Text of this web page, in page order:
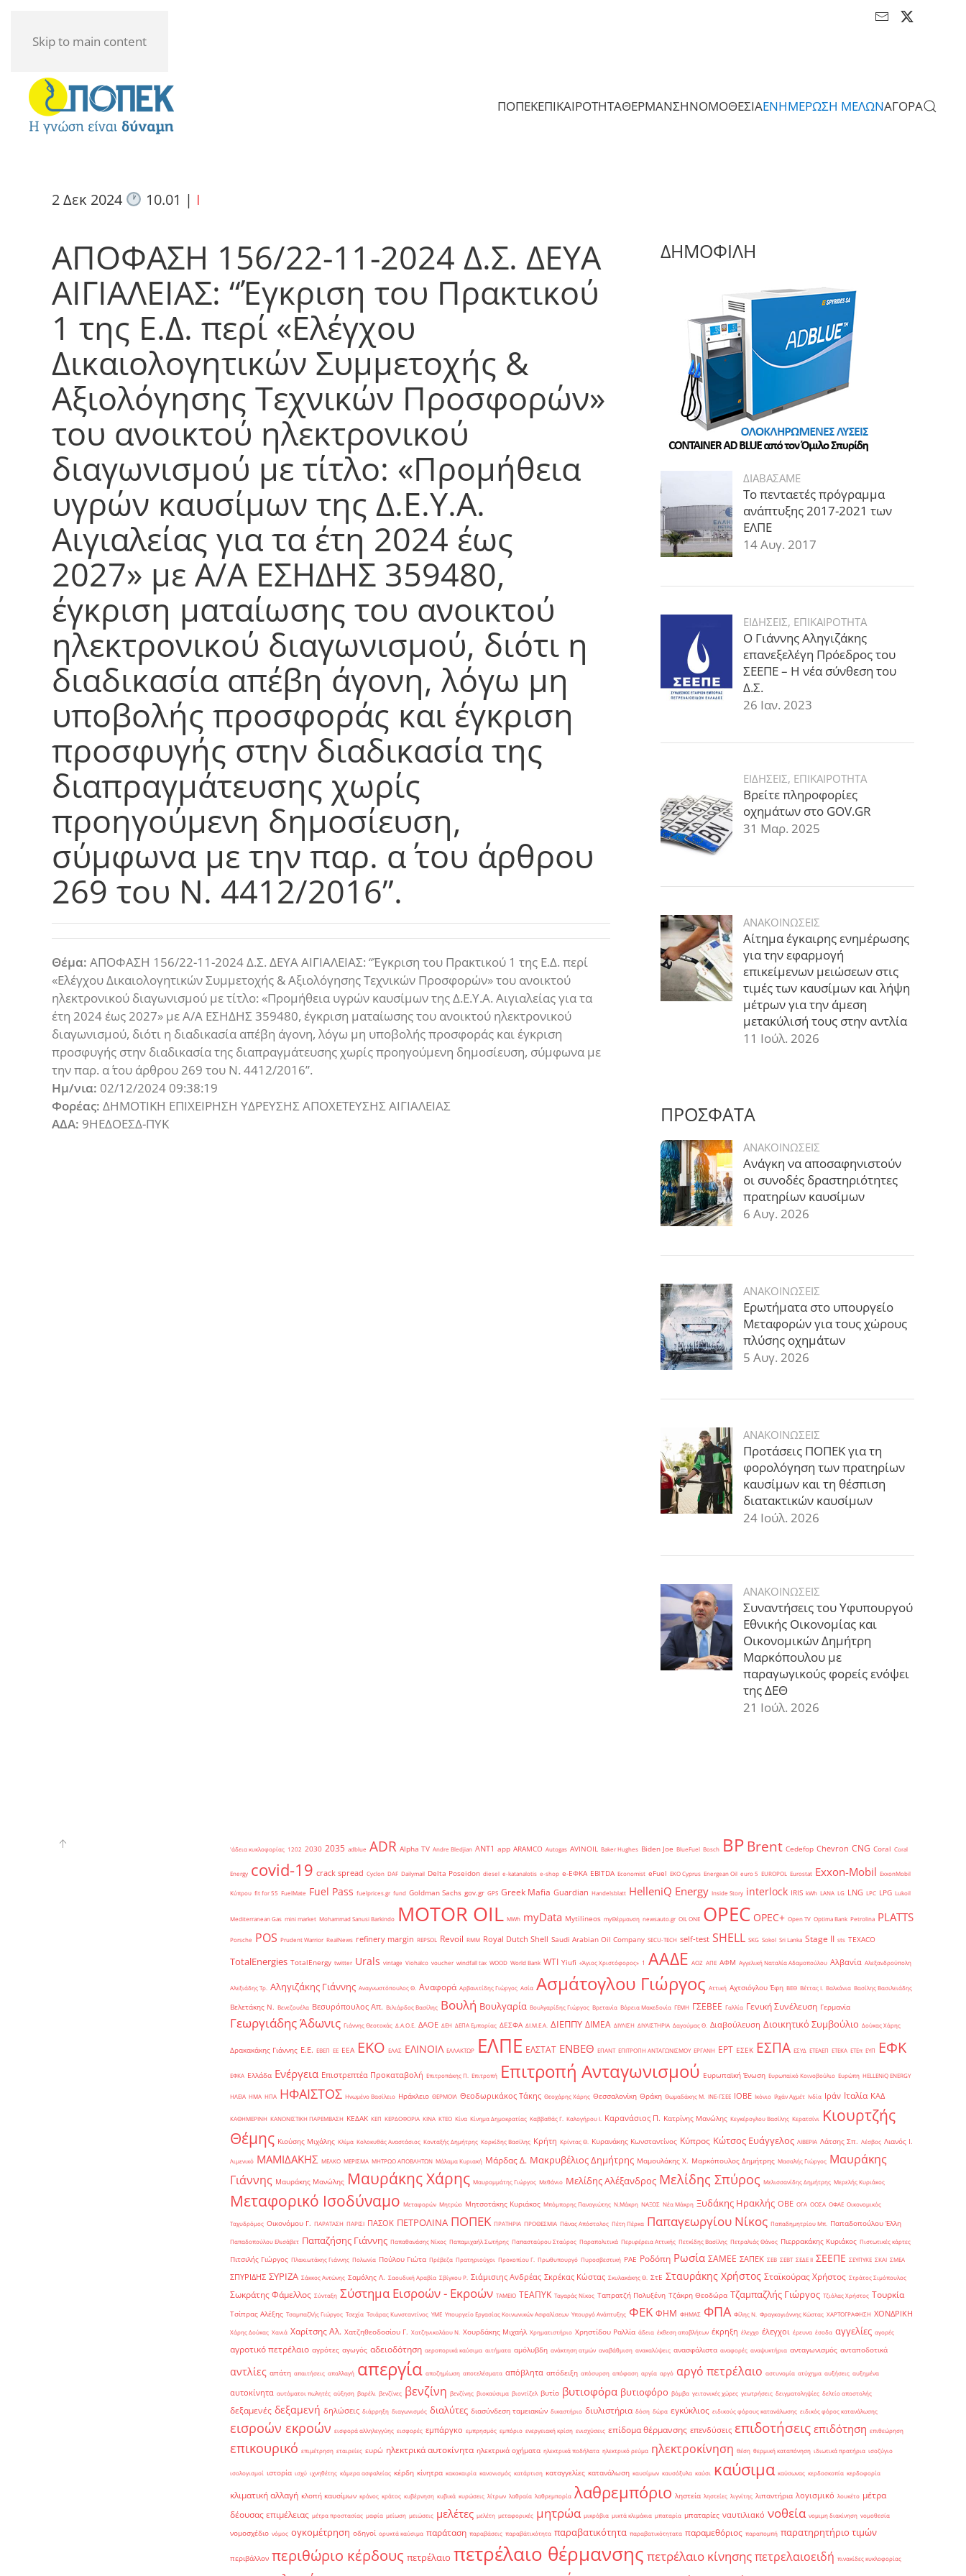
Skip to main content
ΠΟΠΕΚΕΠΙΚΑΙΡΟΤΗΤΑΘΕΡΜΑΝΣΗΝΟΜΟΘΕΣΙΑΕΝΗΜΕΡΩΣΗ ΜΕΛΩΝΑΓΟΡΑ
2 Δεκ 2024 10.01 | I
ΑΠΟΦΑΣΗ 156/22-11-2024 Δ.Σ. ΔΕΥΑ
ΑΙΓΙΑΛΕΙΑΣ: “Έγκριση του Πρακτικού
1 της Ε.Δ. περί «Ελέγχου
Δικαιολογητικών Συμμετοχής &
Αξιολόγησης Τεχνικών Προσφορών»
του ανοικτού ηλεκτρονικού
διαγωνισμού με τίτλο: «Προμήθεια
υγρών καυσίμων της Δ.Ε.Υ.Α.
Αιγιαλείας για τα έτη 2024 έως
2027» με Α/Α ΕΣΗΔΗΣ 359480,
έγκριση ματαίωσης του ανοικτού
ηλεκτρονικού διαγωνισμού, διότι η
διαδικασία απέβη άγονη, λόγω μη
υποβολής προσφοράς και έγκριση
προσφυγής στην διαδικασία της
διαπραγμάτευσης χωρίς
προηγούμενη δημοσίευση,
σύμφωνα με την παρ. α΄ του άρθρου
269 του Ν. 4412/2016”.
Θέμα: ΑΠΟΦΑΣΗ 156/22-11-2024 Δ.Σ. ΔΕΥΑ ΑΙΓΙΑΛΕΙΑΣ: “Έγκριση του Πρακτικού 1 της Ε.Δ. περί
«Ελέγχου Δικαιολογητικών Συμμετοχής & Αξιολόγησης Τεχνικών Προσφορών» του ανοικτού
ηλεκτρονικού διαγωνισμού με τίτλο: «Προμήθεια υγρών καυσίμων της Δ.Ε.Υ.Α. Αιγιαλείας για τα
έτη 2024 έως 2027» με Α/Α ΕΣΗΔΗΣ 359480, έγκριση ματαίωσης του ανοικτού ηλεκτρονικού
διαγωνισμού, διότι η διαδικασία απέβη άγονη, λόγω μη υποβολής προσφοράς και έγκριση
προσφυγής στην διαδικασία της διαπραγμάτευσης χωρίς προηγούμενη δημοσίευση, σύμφωνα με
την παρ. α΄ του άρθρου 269 του Ν. 4412/2016”.
Ημ/νια: 02/12/2024 09:38:19
Φορέας: ΔΗΜΟΤΙΚΗ ΕΠΙΧΕΙΡΗΣΗ ΥΔΡΕΥΣΗΣ ΑΠΟΧΕΤΕΥΣΗΣ ΑΙΓΙΑΛΕΙΑΣ
ΑΔΑ: 9ΗΕΔΟΕΣΔ-ΠΥΚ
ΔΗΜΟΦΙΛΗ
ΔΙΑΒΑΣΑΜΕ
Το πενταετές πρόγραμμα
ανάπτυξης 2017-2021 των
ΕΛΠΕ
14 Αυγ. 2017
ΕΙΔΗΣΕΙΣ, ΕΠΙΚΑΙΡΟΤΗΤΑ
Ο Γιάννης Αληγιζάκης
επανεξελέγη Πρόεδρος του
ΣΕΕΠΕ – Η νέα σύνθεση του
Δ.Σ.
26 Ιαν. 2023
ΕΙΔΗΣΕΙΣ, ΕΠΙΚΑΙΡΟΤΗΤΑ
Βρείτε πληροφορίες
οχημάτων στο GOV.GR
31 Μαρ. 2025
ΑΝΑΚΟΙΝΩΣΕΙΣ
Αίτημα έγκαιρης ενημέρωσης
για την εφαρμογή
επικείμενων μειώσεων στις
τιμές των καυσίμων και λήψη
μέτρων για την άμεση
μετακύλισή τους στην αντλία
11 Ιούλ. 2026
ΠΡΟΣΦΑΤΑ
ΑΝΑΚΟΙΝΩΣΕΙΣ
Ανάγκη να αποσαφηνιστούν
οι συνοδές δραστηριότητες
πρατηρίων καυσίμων
6 Αυγ. 2026
ΑΝΑΚΟΙΝΩΣΕΙΣ
Ερωτήματα στο υπουργείο
Μεταφορών για τους χώρους
πλύσης οχημάτων
5 Αυγ. 2026
ΑΝΑΚΟΙΝΩΣΕΙΣ
Προτάσεις ΠΟΠΕΚ για τη
φορολόγηση των πρατηρίων
καυσίμων και τη θέσπιση
διατακτικών καυσίμων
24 Ιούλ. 2026
ΑΝΑΚΟΙΝΩΣΕΙΣ
Συναντήσεις του Υφυπουργού
Εθνικής Οικονομίας και
Οικονομικών Δημήτρη
Μαρκόπουλου με
παραγωγικούς φορείς ενόψει
της ΔΕΘ
21 Ιούλ. 2026
'άδεια κυκλοφορίας 1202 2030 2035 adblue ADR Alpha TV Andre Bledjian ANT1 app ARAMCO Autogas AVINOIL Baker Hughes Biden Joe BlueFuel Bosch BPBrent Cedefop Chevron CNG Coral Coral
Energy covid-19 crack spread Cyclon DAF Dailymail Delta Poseidon diesel e-katanalotis e-shop e-ΕΦΚΑ EBITDA Economist eFuel EKO Cyprus Energean Oil euro 5 EUROPOL Eurostat Exxon-Mobil ExxonMobil
Κύπρου fit for 55 FuelMate Fuel Pass fuelprices.gr fund Goldman Sachs gov.gr GPS Greek Mafia Guardian Handelsblatt HelleniQ Energy Inside Story interlock IRIS kWh LANA LG LNG LPC LPG Lukoil
Mediterranean Gas mini market Mohammad Sanusi Barkindo MOTOR OIL MWh myData Mytilineos myΘέρμανση newsauto.gr OIL ONE OPEC OPEC+ Open TV Optima Bank Petrolina PLATTS
Porsche POS Prudent Warrior RealNews refinery margin REPSOL Revoil RMM Royal Dutch Shell Saudi Arabian Oil Company SECU-TECH self-test SHELL SKG Sokol Sri Lanka Stage II sts TEXACO
TotalEnergies TotalEnergy twitter Urals vintage Viohalco voucher windfall tax WOOD World Bank WTI Yiufi «Άγιος Χριστόφορος» ΄1 ΑΑΔΕ ΑΟΖ ΑΠΕ ΑΦΜ Αγγελική Ναταλία Αδαμοπούλου Αλβανία Αλεξανδρούπολη
Αλεξιάδης Τρ. Αληγιζάκης Γιάννης Αναγνωστόπουλος Θ. Αναφορά Αρβανιτίδης Γιώργος Ασία Ασμάτογλου Γιώργος Αττική Αχτσιόγλου Έφη ΒΕΘ Βέττας Ι. Βαλκάνια Βασίλης Βασιλειάδης
Βελετάκης Ν. Βενεζουέλα Βεσυρόπουλος Απ. Βιλιάρδος Βασίλης Βουλή Βουλγαρία Βουλγαρίδης Γιώργος Βρετανία Βόρεια Μακεδονία ΓΕΜΗ ΓΣΕΒΕΕ Γαλλία Γενική Συνέλευση Γερμανία
Γεωργιάδης Άδωνις Γιάννης Θεοτοκάς Δ.Α.Ο.Ε. ΔΑΟΕ ΔΕΗ ΔΕΠΑ Εμπορίας ΔΕΣΦΑ ΔΙ.Μ.Ε.Α. ΔΙΕΠΠΥ ΔΙΜΕΑ ΔΙΥΛΙΣΗ ΔΙΥΛΙΣΤΗΡΙΑ Δαγούμας Θ. Διαβούλευση Διοικητικό Συμβούλιο Δούκας Χάρης
Δρακακάκης Γιάννης Ε.Ε. ΕΒΕΠ ΕΕ ΕΕΑ ΕΚΟ ΕΛΑΣ ΕΛΙΝΟΙΛ ΕΛΛΑΚΤΩΡ ΕΛΠΕ ΕΛΣΤΑΤ ΕΝΒΕΘ ΕΠΑΝΤ ΕΠΙΤΡΟΠΗ ΑΝΤΑΓΩΝΙΣΜΟΥ ΕΡΓΑΝΗ ΕΡΤ ΕΣΕΚ ΕΣΠΑ ΕΣΥΔ ΕΤΕΑΕΠ ΕΤΕΚΑ ΕΤΕπ ΕΥΠ ΕΦΚ
ΕΦΚΑ Ελλάδα Ενέργεια Επιστρεπτέα Προκαταβολή Επιτροπάκης Π. Επιτροπή Επιτροπή Ανταγωνισμού Ευρωπαϊκή Ένωση Ευρωπαϊκό Κοινοβούλιο Ευρώπη ΗELLENiQ ENERGY
ΗΛΕΙΑ ΗΜΑ ΗΠΑ ΗΦΑΙΣΤΟΣ Ηνωμένο Βασίλειο Ηράκλειο ΘΕΡΜΟΙΛ Θεοδωρικάκος Τάκης Θεοχάρης Χάρης Θεσσαλονίκη Θράκη Θωμαδάκης Μ. ΙΝΕ-ΓΣΕΕ ΙΟΒΕ Ικόνιο Ιλχάν Αχμέτ Ινδία Ιράν Ιταλία ΚΑΔ
ΚΑΘΗΜΕΡΙΝΗ ΚΑΝΟΝΙΣΤΙΚΗ ΠΑΡΕΜΒΑΣΗ ΚΕΔΑΚ ΚΕΠ ΚΕΡΔΟΦΟΡΙΑ ΚΙΝΑ ΚΤΕΟ Κίνα Κίνημα Δημοκρατίας Καββαθάς Γ. Καλογήρου Ι. Καρανάσιος Π. Κατρίνης Μανώλης Κεγκέρογλου Βασίλης Κερατσίνι
Κιουρτζής
Θέμης Κιούσης Μιχάλης Κλίμα Κολοκυθάς Αναστάσιος Κονταξής Δημήτρης Κορκίδης Βασίλης Κρήτη Κρίντας Θ. Κυρανάκης Κωνσταντίνος Κύπρος Κώτσος Ευάγγελος ΛΙΒΕΡΙΑ Λάτσης Σπ. Λέσβος Λιανός Ι.
Λιμενικό ΜΑΜΙΔΑΚΗΣ ΜΕΛΚΟ ΜΕΡΙΣΜΑ ΜΗΤΡΩΟ ΑΠΟΒΛΗΤΩΝ Μάλαμα Κυριακή Μάρδας Δ. Μακρυβέλιος Δημήτρης Μαμουλάκης Χ. Μαρκόπουλος Δημήτρης Μασαλής Γιώργος Μαυράκης
Γιάννης Μαυράκης Μανώλης Μαυράκης Χάρης Μαυρομμάτης Γιώργος Μεθάνιο Μελίδης Αλέξανδρος Μελίδης Σπύρος Μελισσανίδης Δημήτρης Μερελής Κυριάκος
Μεταφορικό Ισοδύναμο Μεταφορών Μητρώο Μητσοτάκης Κυριάκος Μπόμπορης Παναγιώτης Ν.Μάκρη ΝΑΞΟΣ Νέα Μάκρη Ξυδάκης Ηρακλής ΟΒΕ ΟΓΑ ΟΟΣΑ ΟΦΑΕ Οικονομικός
Ταχυδρόμος Οικονόμου Γ. ΠΑΡΑΤΑΣΗ ΠΑΡΙΣΙ ΠΑΣΟΚ ΠΕΤΡΟΛΙΝΑ ΠΟΠΕΚ ΠΡΑΤΗΡΙΑ ΠΡΟΘΕΣΜΙΑ Πάνας Απόστολος Πέτη Πέρκα Παπαγεωργίου Νίκος Παπαδημητρίου Μπ. Παπαδοπούλου Έλλη
Παπαδοπούλου Ελισάβετ Παπαζήσης Γιάννης Παπαθανάσης Νίκος Παπαμιχαήλ Σωτήρης Παπασταύρου Σταύρος Παραπολιτικά Περιφέρεια Αττικής Πετκίδης Βασίλης Πετραλιάς Θάνος Πιερρακάκης Κυριάκος Πιστωτικές κάρτες
Πιτσιλής Γιώργος Πλακιωτάκης Γιάννης Πολωνία Πούλου Γιώτα Πρέβεζα Πρατηριούχοι Προκοπίου Γ. Πρωθυπουργό Πυροσβεστική ΡΑΕ Ροδόπη Ρωσία ΣΑΜΕΕ ΣΑΠΕΚ ΣΕΒ ΣΕΒΤ ΣΕΔΕ ΙΙ ΣΕΕΠΕ ΣΕΥΠΥΚΕ ΣΚΑΙ ΣΜΕΑ
ΣΠΥΡΙΔΗΣ ΣΥΡΙΖΑ Σάκκος Αντώνης Σαμόλης Λ. Σαουδική Αραβία Σβίγκου Ρ. Σιάμισιης Ανδρέας Σκρέκας Κώστας Σκυλακάκης Θ. ΣτΕ Σταυράκης Χρήστος Σταϊκούρας Χρήστος Στράτος Σιμόπουλος
Σωκράτης Φάμελλος Σύνταξη Σύστημα Εισροών - Εκροών ΤΑΜΕΙΟ ΤΕΑΠΥΚ Ταγαράς Νίκος Ταπρατζή Πολυξένη Τζάκρη Θεοδώρα Τζαμπαζλής Γιώργος Τζιόλας Χρήστος Τουρκία
Τσίπρας Αλέξης Τσαμπαζλής Γιώργος Τσεχία Τσιάρας Κωνσταντίνος ΥΜΕ Υπουργείο Εργασίας Κοινωνικών Ασφαλίσεων Υπουργό Ανάπτυξης ΦΕΚ ΦΗΜ ΦΗΜΑΣ ΦΠΑ Φίλης Ν. Φραγκογιάννης Κώστας ΧΑΡΤΟΓΡΑΦΗΣΗ ΧΟΝΔΡΙΚΗ
Χάρης Δούκας Χανιά Χαρίτσης Αλ. Χατζηθεοδοσίου Γ. Χατζηνικολάου Ν. Χουρδάκης Μιχαήλ Χρηματιστήριο Χρηστίδου Ραλλία άδεια έκθεση αποβλήτων έκρηξη έλεγχο έλεγχοι έρευνα έσοδα αγγελίες αγορές
αγροτικό πετρέλαιο αγρότες αγωγός αδειοδότηση αεροπορικά καύσιμα αιτήματα αμόλυβδη ανάκτηση ατμών αναβάθμιση ανακαλύψεις ανασφάλιστα αναφορές αναψυκτήρια ανταγωνισμός ανταποδοτικά
αντλίες απάτη απαιτήσεις απαλλαγή απεργία αποζημίωση αποτελέσματα απόβλητα απόδειξη απόσυρση απόφαση αργία αργό αργό πετρέλαιο αστυνομία ατύχημα αυξήσεις αυξημένα
αυτοκίνητα αυτόματοι πωλητές αύξηση βαρέλι βενζίνες βενζίνη βενζίνης βιοκαύσιμα βιοντίζελ βυτίο βυτιοφόρα βυτιοφόρο βόμβα γειτονικές χώρες γεωτρήσεις δειγματοληψίες δελτίο αποστολής
δεξαμενές δεξαμενή δηλώσεις διάρρηξη διαγωνισμός διαλύτες διασύνδεση ταμειακών δικαστήριο διυλιστήρια δόση δώρα εγκύκλιος ειδικούς φόρους κατανάλωσης ειδικός φόρος κατανάλωσης
εισροών εκροών εισφορά αλληλεγγύης εισφορές εμπάργκο εμπρησμός εμπόριο ενεργειακή κρίση ενισχύσεις επίδομα θέρμανσης επενδύσεις επιδοτήσεις επιδότηση επιθεώρηση
επικουρικό επιμέτρηση εταιρείες ευρώ ηλεκτρικά αυτοκίνητα ηλεκτρικά οχήματα ηλεκτρικά ποδήλατα ηλεκτρικό ρεύμα ηλεκτροκίνηση θέση θερμική καταπόνηση ιδιωτικά πρατήρια ισοζύγιο
ισολογισμοί ιστορία ισχύ ιχνηθέτης κάμερα ασφαλείας κέρδη κίνητρα κακοκαιρία κανονισμός κατάρτιση καταγγελίες κατανάλωση καυσίμων καυσόξυλα καύσι καύσιμα καύσωνας κερδοσκοπία κερδοφορία
κλιματική αλλαγή κλοπή καυσίμων κράνος κράτος κυβέρνηση κυβικά κυρώσεις λίτρων λαθραία λαθρεμπορία λαθρεμπόριο ληστεία ληστείες λιγνίτης λιπαντήρια λογισμικό λουκέτο μέτρα
δέουσας επιμέλειας μέτρα προστασίας μαφία μείωση μειώσεις μελέτες μελέτη μεταφορικές μητρώα μικρόβια μικτά κλιμάκια μπαταρία μπαταρίες ναυτιλιακό νοθεία νομιμη διακίνηση νομοθεσία
νομοσχέδιο νόμος ογκομέτρηση οδηγοί ορυκτά καύσιμα παράταση παραβάσεις παραβάτικότητα παραβατικότητα παραβατικότητατα παραμεθόριος παραπομπή παρατηρητήριο τιμών
περιβάλλον περιθώριο κέρδους πετρέλαιο πετρέλαιο θέρμανσης πετρέλαιο κίνησηςπετρελαιοειδή πινακίδες κυκλοφορίας